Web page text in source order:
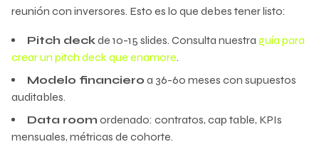
reunión con inversores. Esto es lo que debes tener listo:
Pitch deckde 10-15 slides. Consulta nuestra guía para
crear un pitch deck que enamore.
Modelo financiero a 36-60 meses con supuestos
auditables.
Data room ordenado: contratos, cap table, KPIs
mensuales, métricas de cohorte.